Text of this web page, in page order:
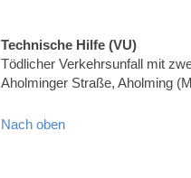
Technische Hilfe (VU)
Tödlicher Verkehrsunfall mit
Aholminger Straße, Aholming
Nach oben